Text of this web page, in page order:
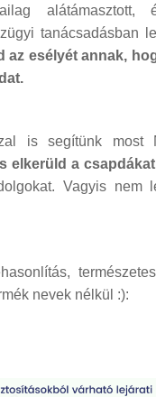
alátámasztott,
tanácsadásban
az esélyét annak,
is segítünk most
elkerüld a csapdákat
Vagyis nem
nevek nélkül :):